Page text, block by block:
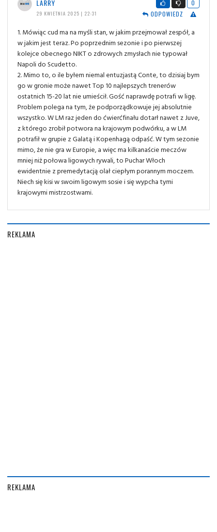
LARRY
29 KWIETNIA 2025 | 22:31
0
ODPOWIEDZ
1. Mówiąc cud ma na myśli stan, w jakim przejmował zespół, a
w jakim jest teraz. Po poprzednim sezonie i po pierwszej
kolejce obecnego NIKT o zdrowych zmysłach nie typował
Napoli do Scudetto.
2. Mimo to, o ile byłem niemal entuzjastą Conte, to dzisiaj bym
go w gronie może nawet Top 10 najlepszych trenerów
ostatnich 15-20 lat nie umieścił. Gość naprawdę potrafi w ligę.
Problem polega na tym, że podporządkowuje jej absolutnie
wszystko. W LM raz jeden do ćwierćfinału dotarł nawet z Juve,
z którego zrobił potwora na krajowym podwórku, a w LM
potrafił w grupie z Galatą i Kopenhagą odpaść. W tym sezonie
mimo, że nie gra w Europie, a więc ma kilkanaście meczów
mniej niż połowa ligowych rywali, to Puchar Włoch
ewidentnie z premedytacją olał ciepłym porannym moczem.
Niech się kisi w swoim ligowym sosie i się wypcha tymi
krajowymi mistrzostwami.
REKLAMA
REKLAMA